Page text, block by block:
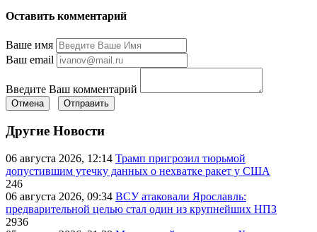
Оставить комментарий
Ваше имя
Ваш email
Введите Ваш комментарий
Отмена Отправить
Другие Новости
06 августа 2026, 12:14 Трамп пригрозил тюрьмой
допустившим утечку данных о нехватке ракет у США
246
06 августа 2026, 09:34 ВСУ атаковали Ярославль:
предварительной целью стал один из крупнейших НПЗ
2936